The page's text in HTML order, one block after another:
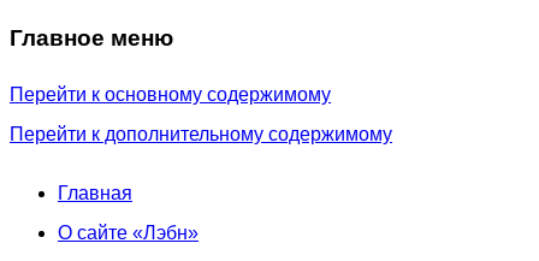
Главное меню
Перейти к основному содержимому
Перейти к дополнительному содержимому
Главная
О сайте «Лэбн»